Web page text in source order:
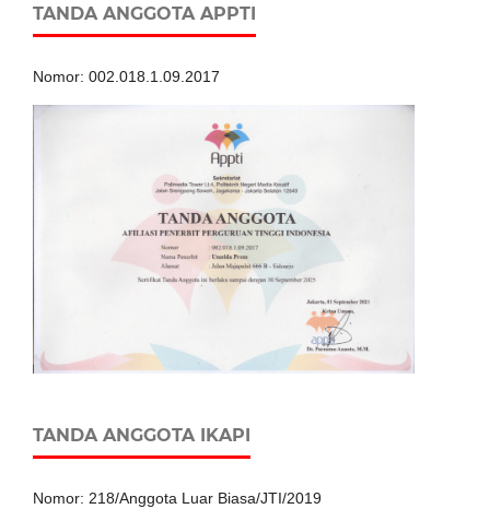
TANDA ANGGOTA APPTI
Nomor: 002.018.1.09.2017
TANDA ANGGOTA IKAPI
Nomor: 218/Anggota Luar Biasa/JTI/2019